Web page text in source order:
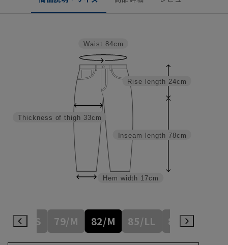
Inseam length 78cm
Rise length 24cm
Hem width 17cm
Thickness of thigh 33cm
Waist 84cm
76/S 79/M 82/M 85/LL 88/3L